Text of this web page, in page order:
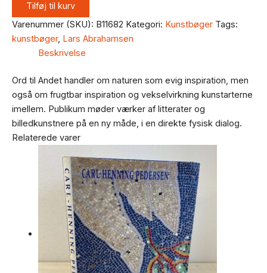
Tilføj til kurv
Varenummer (SKU): B11682 Kategori: Kunstbøger Tags:
kunstbøger, Lars Abrahamsen
Beskrivelse
Ord til Andet handler om naturen som evig inspiration, men
også om frugtbar inspiration og vekselvirkning kunstarterne
imellem. Publikum møder værker af litterater og
billedkunstnere på en ny måde, i en direkte fysisk dialog.
Relaterede varer